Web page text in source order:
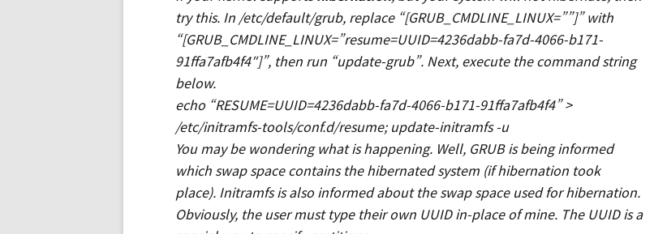
try this. In /etc/default/grub, replace “[GRUB_CMDLINE_LINUX=””]” with
“[GRUB_CMDLINE_LINUX=”resume=UUID=4236dabb-fa7d-4066-b171-
91ffa7afb4f4″]”, then run “update-grub”. Next, execute the command string
below.
echo “RESUME=UUID=4236dabb-fa7d-4066-b171-91ffa7afb4f4” >
/etc/initramfs-tools/conf.d/resume; update-initramfs -u
You may be wondering what is happening. Well, GRUB is being informed
which swap space contains the hibernated system (if hibernation took
place). Initramfs is also informed about the swap space used for hibernation.
Obviously, the user must type their own UUID in-place of mine. The UUID is a